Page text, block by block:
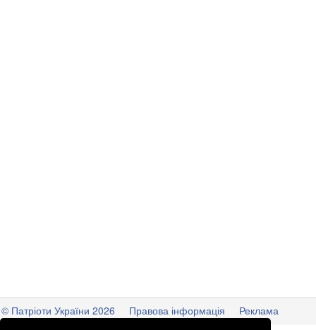
© Патріоти України 2026 Правова інформація
Реклама